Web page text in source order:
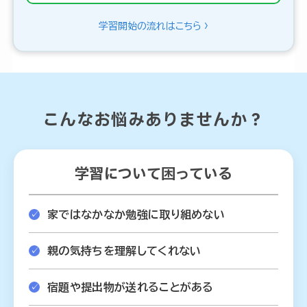
学習開始の流れはこちら
こんなお悩みありませんか？
学習について困っている
家ではなかなか勉強に取り組めない
親の気持ちを理解してくれない
宿題や提出物が送れることがある